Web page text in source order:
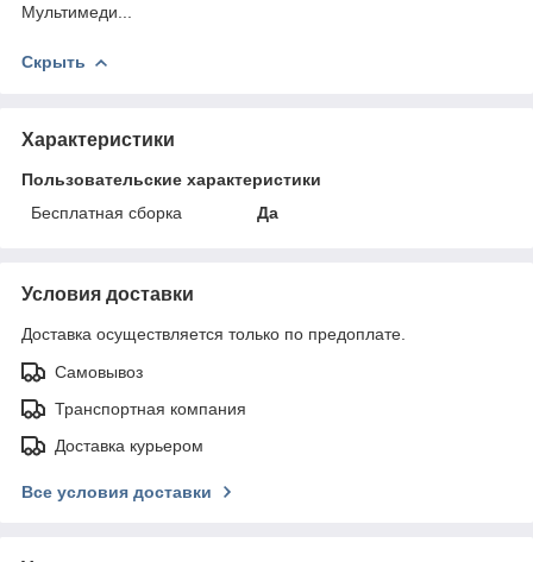
Мультимеди...
Скрыть
Характеристики
Пользовательские характеристики
Бесплатная сборка
Да
Условия доставки
Доставка осуществляется только по предоплате.
Самовывоз
Транспортная компания
Доставка курьером
Все условия доставки